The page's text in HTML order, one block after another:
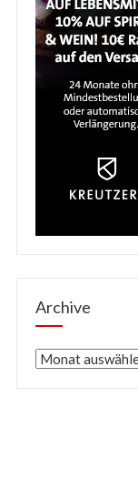
Archive
Archive